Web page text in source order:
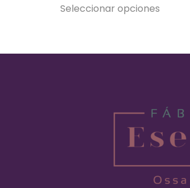
Seleccionar opciones